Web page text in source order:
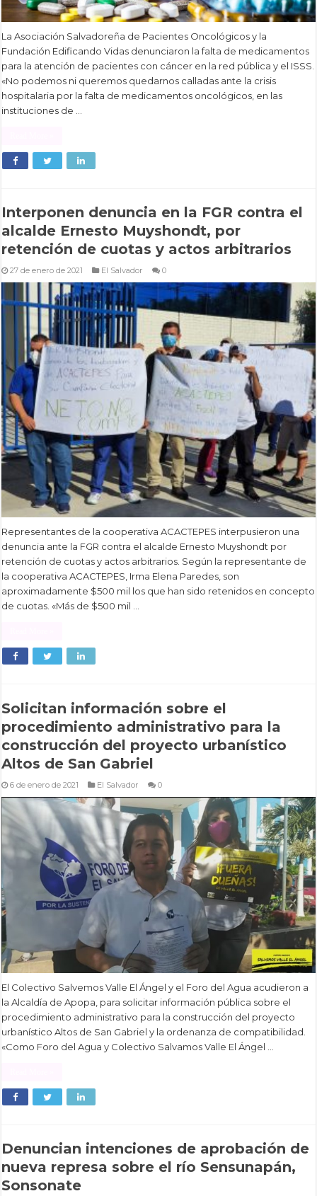
La Asociación Salvadoreña de Pacientes Oncológicos y la
Fundación Edificando Vidas denunciaron la falta de medicamentos
para la atención de pacientes con cáncer en la red pública y el ISSS.
«No podemos ni queremos quedarnos calladas ante la crisis
hospitalaria por la falta de medicamentos oncológicos, en las
instituciones de …
Interponen denuncia en la FGR contra el
alcalde Ernesto Muyshondt, por
retención de cuotas y actos arbitrarios
27 de enero de 2021 El Salvador 0
Representantes de la cooperativa ACACTEPES interpusieron una
denuncia ante la FGR contra el alcalde Ernesto Muyshondt por
retención de cuotas y actos arbitrarios. Según la representante de
la cooperativa ACACTEPES, Irma Elena Paredes, son
aproximadamente $500 mil los que han sido retenidos en concepto
de cuotas. «Más de $500 mil …
Solicitan información sobre el
procedimiento administrativo para la
construcción del proyecto urbanístico
Altos de San Gabriel
6 de enero de 2021 El Salvador 0
El Colectivo Salvemos Valle El Ángel y el Foro del Agua acudieron a
la Alcaldía de Apopa, para solicitar información pública sobre el
procedimiento administrativo para la construcción del proyecto
urbanístico Altos de San Gabriel y la ordenanza de compatibilidad.
«Como Foro del Agua y Colectivo Salvamos Valle El Ángel …
Denuncian intenciones de aprobación de
nueva represa sobre el río Sensunapán,
Sonsonate